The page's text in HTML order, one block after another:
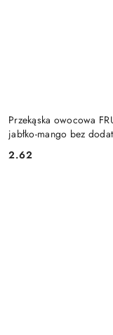
Przekąska owocowa
jabłko-mango bez
Cena:
2.62